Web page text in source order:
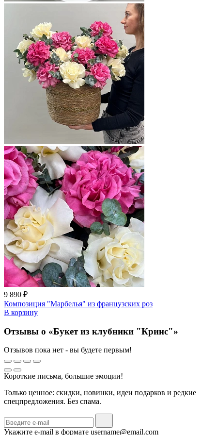
9 890 ₽
Композиция "Марбелья" из французских роз
В корзину
Отзывы о «Букет из клубники "Кринс"»
Отзывов пока нет - вы будете первым!
Короткие письма, большие эмоции!
Только ценное: скидки, новинки, идеи подарков и редкие
спецпредложения. Без спама.
Укажите e-mail в формате username@email.com